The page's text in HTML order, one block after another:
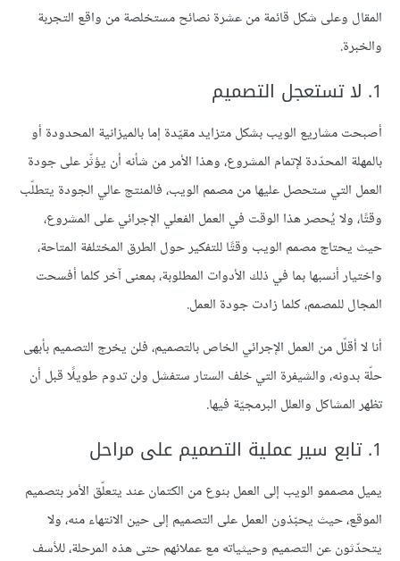
المقال وعلى شكل قائمة من عشرة نصائح مستخلصة من واقع التجربة
والخبرة.
1. لا تستعجل التصميم
أصبحت مشاريع الويب بشكل متزايد مقيّدة إما بالميزانية المحدودة أو
بالمهلة المحدّدة لإتمام المشروع، وهذا الأمر من شأنه أن يؤثّر على جودة
العمل التي ستحصل عليها من مصمم الويب، فالمنتج عالي الجودة يتطلّب
وقتًا، ولا يُحصر هذا الوقت في العمل الفعلي الإجرائي على المشروع،
حيث يحتاج مصمم الويب وقتًا للتفكير حول الطرق المختلفة المتاحة،
واختيار أنسبها بما في ذلك الأدوات المطلوبة، بمعنى آخر كلما أفسحت
المجال للمصمم، كلما زادت جودة العمل.
أنا لا أقلّل من العمل الإجرائي الخاص بالتصميم، فلن يخرج التصميم بأبهى
حلّة بدونه، والشيفرة التي خلف الستار ستفشل ولن تدوم طويلًا قبل أن
تظهر المشاكل والعلل البرمجيّة فيها.
1. تابع سير عملية التصميم على مراحل
يميل مصممو الويب إلى العمل بنوع من الكتمان عند يتعلّق الأمر بتصميم
الموقع، حيث يحبّذون العمل على التصميم إلى حين الانتهاء منه، ولا
يتحدّثون عن التصميم وحيثياته مع عملائهم حتى هذه المرحلة، للأسف